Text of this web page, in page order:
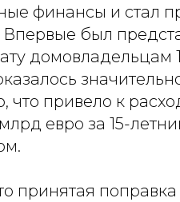
финансы и стал
Впервые был
домовладельцам
что привело к
евро за 15-
принятая